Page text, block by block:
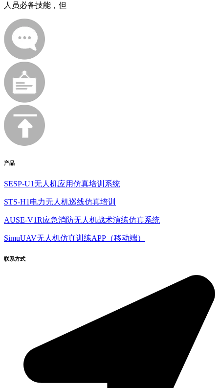
人员必备技能，但
产品
SESP-U1无人机应用仿真培训系统
STS-H1电力无人机巡线仿真培训
AUSE-V1R应急消防无人机战术演练仿真系统
SimuUAV无人机仿真训练APP（移动端）
联系方式